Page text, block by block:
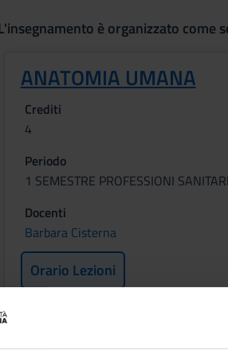
è organizzato come
ANATOMIA UMANA
Crediti
4
Periodo
1 SEMESTRE PROFESSIONI
Docenti
Barbara Cisterna
Orario Lezioni
ISTOLOGIA